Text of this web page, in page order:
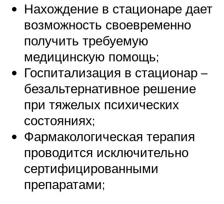
Нахождение в стационаре дает
возможность своевременно
получить требуемую
медицинскую помощь;
Госпитализация в стационар –
безальтернативное решение
при тяжелых психических
состояниях;
Фармакологическая терапия
проводится исключительно
сертифицированными
препаратами;